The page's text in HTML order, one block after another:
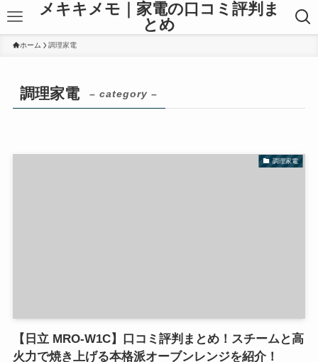
メキキメモ｜家電の口コミ評判ま
とめ
ホーム 調理家電
調理家電 – category –
調理家電
【日立 MRO-W1C】口コミ評判まとめ！スチームと高
火力で焼き上げる本格派オーブンレンジを紹介！